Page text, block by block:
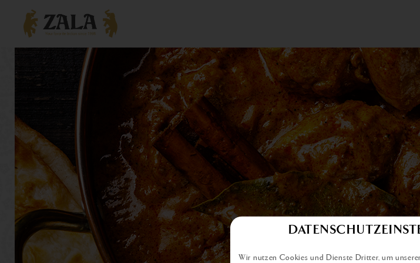
Wir nutzen Cookies und Dienste Dritter, um